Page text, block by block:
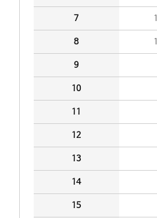
7
8
9
10
11
12
13
14
15